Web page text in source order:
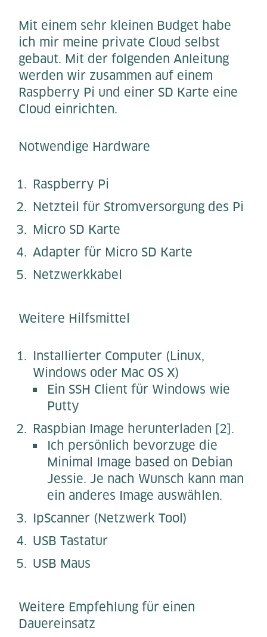
Mit einem sehr kleinen Budget habe
ich mir meine private Cloud selbst
gebaut. Mit der folgenden Anleitung
werden wir zusammen auf einem
Raspberry Pi und einer SD Karte eine
Cloud einrichten.
Notwendige Hardware
Raspberry Pi
Netzteil für Stromversorgung des Pi
Micro SD Karte
Adapter für Micro SD Karte
Netzwerkkabel
Weitere Hilfsmittel
Installierter Computer (Linux,
Windows oder Mac OS X)
Ein SSH Client für Windows wie
Putty
Raspbian Image herunterladen [2].
Ich persönlich bevorzuge die
Minimal Image based on Debian
Jessie. Je nach Wunsch kann man
ein anderes Image auswählen.
IpScanner (Netzwerk Tool)
USB Tastatur
USB Maus
Weitere Empfehlung für einen
Dauereinsatz